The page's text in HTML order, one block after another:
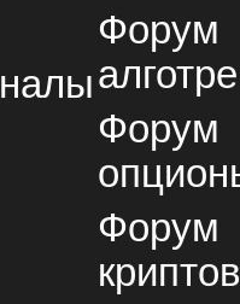
Форум
Форум
Форум